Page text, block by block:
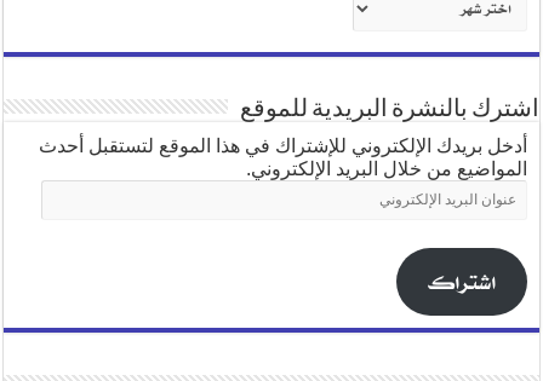
شهري
اشترك بالنشرة البريدية للموقع
أدخل بريدك الإلكتروني للإشتراك في هذا الموقع لتستقبل أحدث
المواضيع من خلال البريد الإلكتروني.
عنوان
البريد
اشتراك